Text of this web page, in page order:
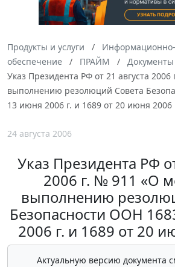
Продукты и услуги
обеспечение
ПРАЙМ
Указ Президента РФ от 21 августа
выполнению резолюций Совета
13 июня 2006 г. и 1689 от 20 июня 2006
24 августа 2006
Указ Президента РФ
2006 г. № 911 «О
выполнению
Безопасности ООН
2006 г. и 1689 от 20
Актуальную версию документа